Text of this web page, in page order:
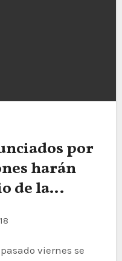
por
harán
de la